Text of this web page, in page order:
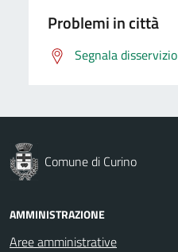
Problemi in città
Segnala disservizio
Comune di Curino
AMMINISTRAZIONE
Aree amministrative